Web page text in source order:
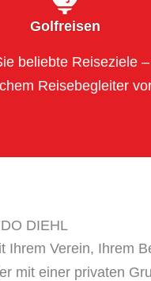
Golfreisen
beliebte Reiseziele
Reisebegleiter
DIEHL
Ihrem Verein, Ihrem
mit einer privaten